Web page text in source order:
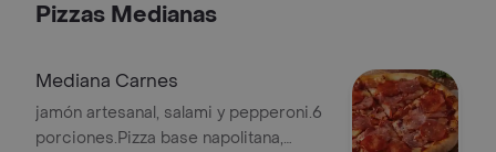
Pizzas Medianas
Mediana Carnes
jamón artesanal, salami y pepperoni.6
porciones.Pizza base napolitana,